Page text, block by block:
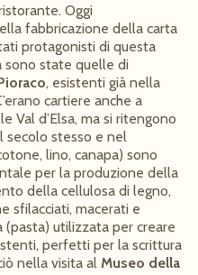
Oggi
fabbricazione della carta
protagonisti di questa
sono state quelle di
, esistenti già nella
cartiere anche a
Val d’Elsa, ma si ritengono
secolo stesso e nel
lino, canapa) sono
per la produzione della
della cellulosa di legno,
sfilacciati, macerati e
utilizzata per creare
perfetti per la scrittura
nella visita al Museo della